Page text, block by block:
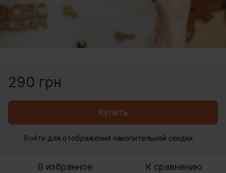
290 грн
Купить
Войти для отображения накопительной скидки
В избранное К сравнению